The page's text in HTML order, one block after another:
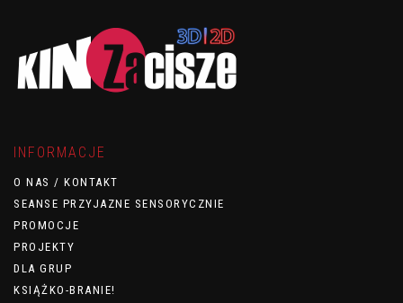
INFORMACJE
O NAS / KONTAKT
SEANSE PRZYJAZNE SENSORYCZNIE
PROMOCJE
PROJEKTY
DLA GRUP
KSIĄŻKO-BRANIE!